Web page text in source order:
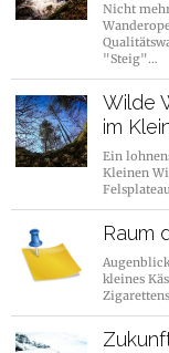
Nicht
"Steig"…
Wilde
im
Ein
Kleinen
Raum
kleines